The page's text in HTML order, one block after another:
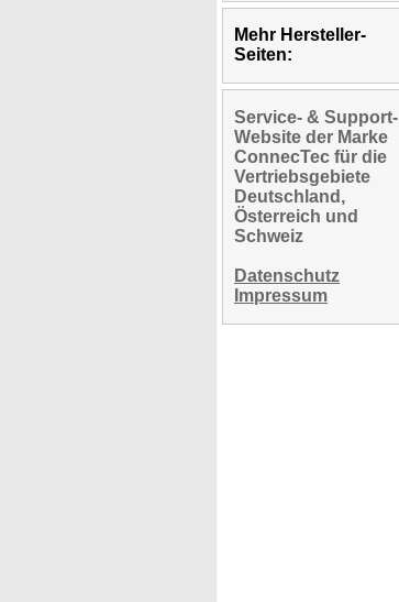
Mehr Hersteller-
Seiten:
Service- & Support-
Website der Marke
ConnecTec für die
Vertriebsgebiete
Deutschland,
Österreich und
Schweiz
Datenschutz
Impressum